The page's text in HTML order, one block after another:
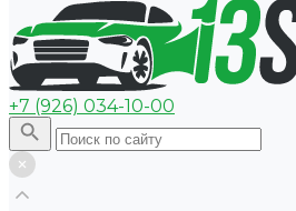
+7 (926) 034-10-00